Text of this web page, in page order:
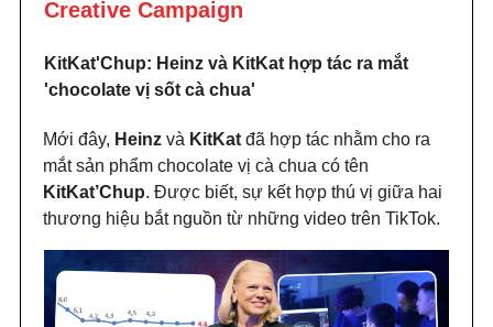
Creative Campaign
KitKat'Chup: Heinz và KitKat hợp tác ra mắt
'chocolate vị sốt cà chua'
Mới đây, Heinz và KitKat đã hợp tác nhằm cho ra
mắt sản phẩm chocolate vị cà chua có tên
KitKat’Chup. Được biết, sự kết hợp thú vị giữa hai
thương hiệu bắt nguồn từ những video trên TikTok.